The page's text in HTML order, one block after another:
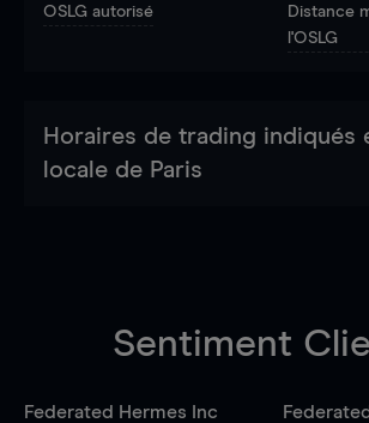
OSLG autorisé
Distance
l'OSLG
Horaires de trading indiqués
locale de Paris
Sentiment
Federated Hermes Inc